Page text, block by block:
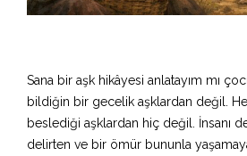
Sana bir aşk hikâyesi anlatayım mı
bildiğin bir gecelik aşklardan değil.
beslediği aşklardan hiç değil. İnsanı
delirten ve bir ömür bununla